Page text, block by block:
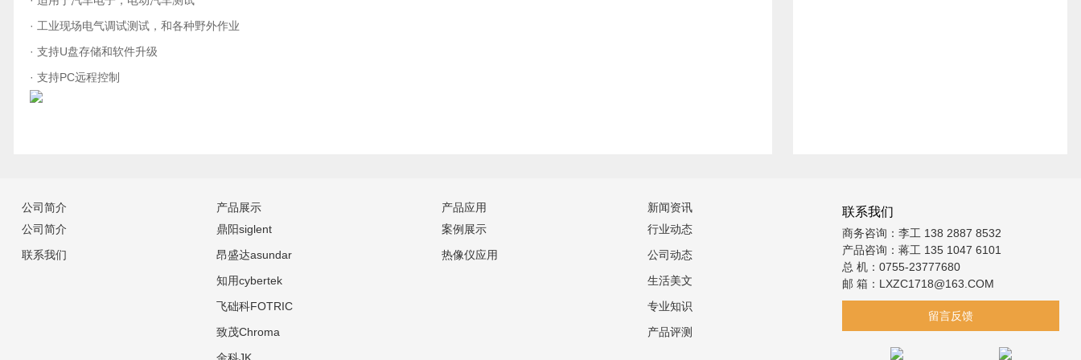
· 工业现场电气调试测试，和各种野外作业
· 支持U盘存储和软件升级
· 支持PC远程控制
公司简介
公司简介
联系我们
产品展示
鼎阳siglent
昂盛达asundar
知用cybertek
飞础科FOTRIC
致茂Chroma
产品应用
案例展示
热像仪应用
新闻资讯
行业动态
公司动态
生活美文
专业知识
产品评测
联系我们
商务咨询：李工 138 2887 8532
产品咨询：蒋工 135 1047 6101
总 机：0755-23777680
邮 箱：LXZC1718@163.COM
留言反馈